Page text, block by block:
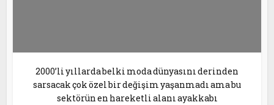
2000’li yıllarda belki moda dünyasını derinden
sarsacak çok özel bir değişim yaşanmadı ama bu
sektörün en hareketli alanı ayakkabı